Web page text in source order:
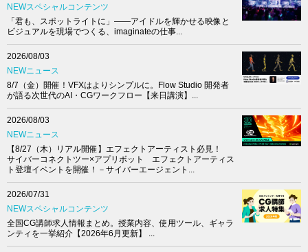
NEWスペシャルコンテンツ
「君も、スポットライトに」――アイドルを輝かせる映像と
ビジュアルを現場でつくる、imaginateの仕事...
2026/08/03
NEWニュース
8/7（金）開催！VFXはよりシンプルに。Flow Studio 開発者
が語る次世代のAI・CGワークフロー【来日講演】...
2026/08/03
NEWニュース
【8/27（木）リアル開催】エフェクトアーティスト必見！
サイバーコネクトツー×アプリボット エフェクトアーティス
ト登壇イベントを開催！－サイバーエージェント...
2026/07/31
NEWスペシャルコンテンツ
全国CG講師求人情報まとめ。授業内容、使用ツール、ギャラ
ンティを一挙紹介【2026年6月更新】 ...